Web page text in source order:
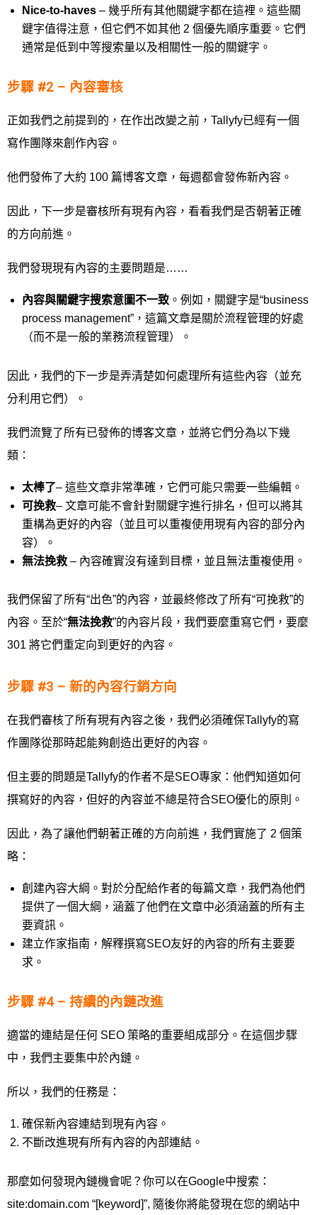
Nice-to-haves– 幾乎所有其他關鍵字都在這裡。這些關
鍵字值得注意，但它們不如其他 2 個優先順序重要。它們
通常是低到中等搜索量以及相關性一般的關鍵字。
步驟 #2 – 內容審核
正如我們之前提到的，在作出改變之前，Tallyfy已經有一個
寫作團隊來創作內容。
他們發佈了大約 100 篇博客文章，每週都會發佈新內容。
因此，下一步是審核所有現有內容，看看我們是否朝著正確
的方向前進。
我們發現現有內容的主要問題是……
內容與關鍵字搜索意圖不一致。例如，關鍵字是“business
process management”，這篇文章是關於流程管理的好處
（而不是一般的業務流程管理）。
因此，我們的下一步是弄清楚如何處理所有這些內容（並充
分利用它們）。
我們流覽了所有已發佈的博客文章，並將它們分為以下幾
類：
太棒了– 這些文章非常準確，它們可能只需要一些編輯。
可挽救– 文章可能不會針對關鍵字進行排名，但可以將其
重構為更好的內容（並且可以重複使用現有內容的部分內
容）。
無法挽救– 內容確實沒有達到目標，並且無法重複使用。
我們保留了所有“出色”的內容，並最終修改了所有“可挽救”的
內容。至於“無法挽救”的內容片段，我們要麼重寫它們，要麼
301 將它們重定向到更好的內容。
步驟 #3 – 新的內容行銷方向
在我們審核了所有現有內容之後，我們必須確保Tallyfy的寫
作團隊從那時起能夠創造出更好的內容。
但主要的問題是Tallyfy的作者不是SEO專家：他們知道如何
撰寫好的內容，但好的內容並不總是符合SEO優化的原則。
因此，為了讓他們朝著正確的方向前進，我們實施了 2 個策
略：
創建內容大綱。對於分配給作者的每篇文章，我們為他們
提供了一個大綱，涵蓋了他們在文章中必須涵蓋的所有主
要資訊。
建立作家指南，解釋撰寫SEO友好的內容的所有主要要
求。
步驟 #4 – 持續的內鏈改進
適當的連結是任何 SEO 策略的重要組成部分。在這個步驟
中，我們主要集中於內鏈。
所以，我們的任務是：
確保新內容連結到現有內容。
不斷改進現有所有內容的內部連結。
那麼如何發現內鏈機會呢？你可以在Google中搜索：
site:domain.com “[keyword]”, 隨後你將能發現在您的網站中